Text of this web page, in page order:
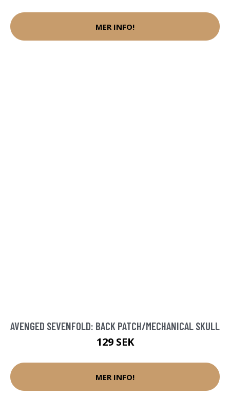
MER INFO!
AVENGED SEVENFOLD: BACK PATCH/MECHANICAL SKULL
129 SEK
MER INFO!